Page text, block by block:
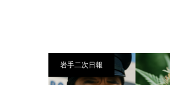
岩手二次日報